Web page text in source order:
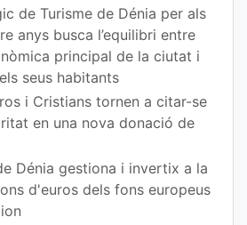
de Turisme de Dénia per als
anys busca l’equilibri entre
principal de la ciutat i
seus habitants
i Cristians tornen a citar-se
en una nova donació de
Dénia gestiona i invertix a la
d'euros dels fons europeus